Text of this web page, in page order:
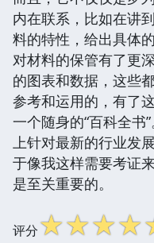
内在联系，比如在讲
料的特性，给出具体
对材料的保管有了更
的图表和数据，这些
参考和运用的，有了
一个随身的“百科全书
上针对最新的行业发
于像我这样需要考证
是至关重要的。
评分☆☆☆☆